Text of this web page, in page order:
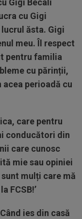
Gigi Becali
cu Gigi
ăsta. Gigi
meu. Îl respect
pentru familia
cu părinții,
perioadă cu
care pentru
conducători din
care cunosc
mie sau opiniei
mulți care mă
FCSB!’
ies din casă